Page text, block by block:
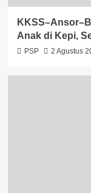
Anak di Kepi,
PSP 2 Agustus